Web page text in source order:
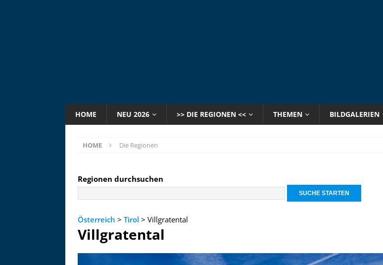
HOME NEU 2026 >> DIE REGIONEN << THEMEN BILDGALERIEN
HOME Die Regionen
Regionen durchsuchen
Österreich > Tirol > Villgratental
Villgratental